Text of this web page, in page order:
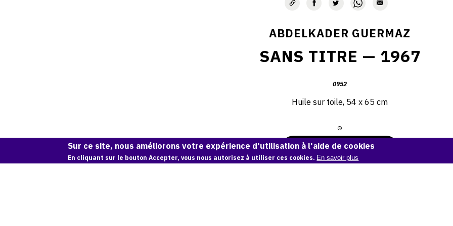
ABDELKADER GUERMAZ
SANS TITRE — 1967
0952
Huile sur toile, 54 x 65 cm
©
Demande d'information
Sur ce site, nous améliorons votre expérience d'utilisation à l'aide de cookies
En cliquant sur le bouton Accepter, vous nous autorisez à utiliser ces cookies. En savoir plus